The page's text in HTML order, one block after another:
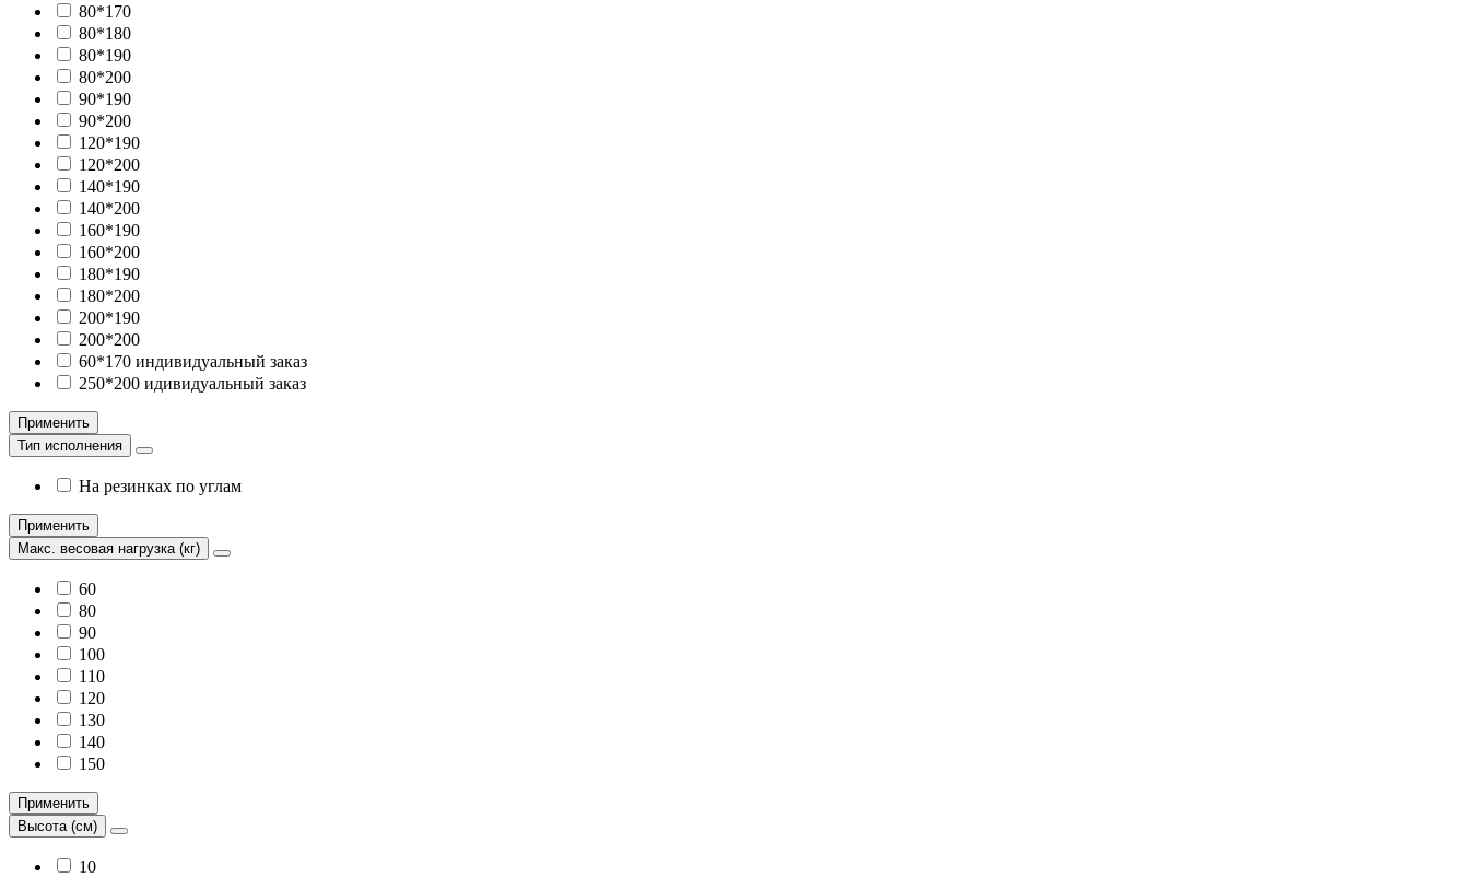
80*170
80*180
80*190
80*200
90*190
90*200
120*190
120*200
140*190
140*200
160*190
160*200
180*190
180*200
200*190
200*200
60*170 индивидуальный заказ
250*200 идивидуальный заказ
Применить
Тип исполнения
На резинках по углам
Применить
Макс. весовая нагрузка (кг)
60
80
90
100
110
120
130
140
150
Применить
Высота (см)
10